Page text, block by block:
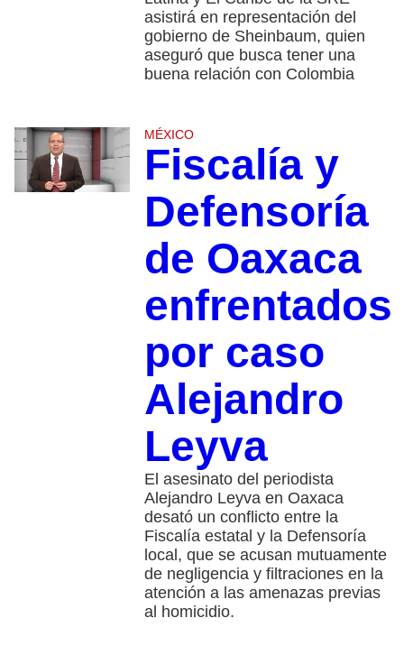
asistirá en representación del
gobierno de Sheinbaum, quien
aseguró que busca tener una
buena relación con Colombia
MÉXICO
Fiscalía y
Defensoría
de Oaxaca
enfrentados
por caso
Alejandro
Leyva
El asesinato del periodista
Alejandro Leyva en Oaxaca
desató un conflicto entre la
Fiscalía estatal y la Defensoría
local, que se acusan mutuamente
de negligencia y filtraciones en la
atención a las amenazas previas
al homicidio.